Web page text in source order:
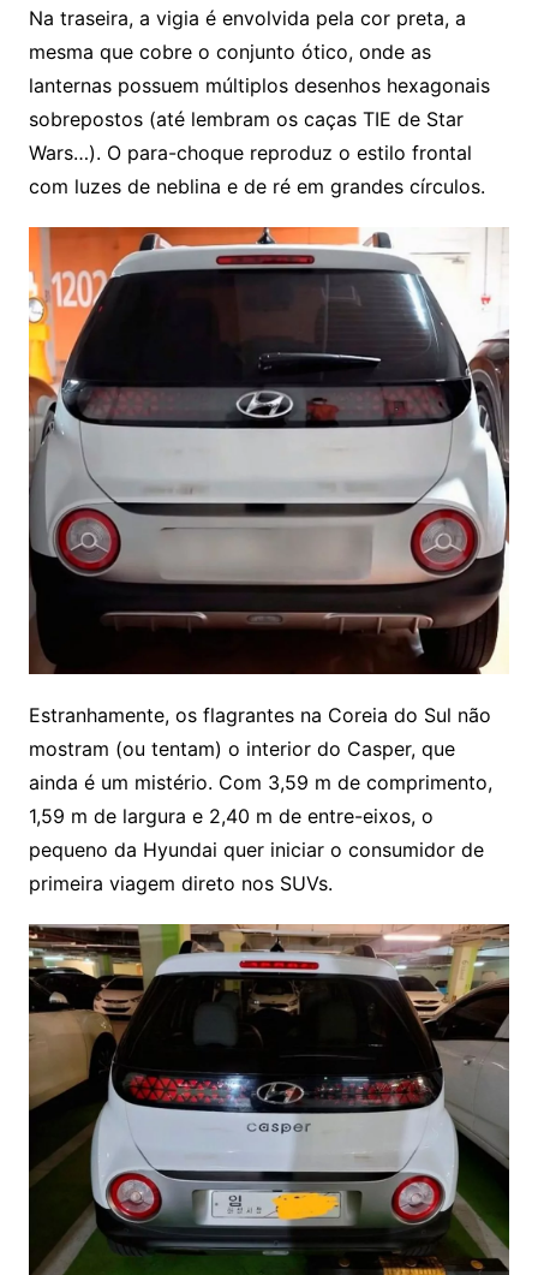
Na traseira, a vigia é envolvida pela cor preta, a
mesma que cobre o conjunto ótico, onde as
lanternas possuem múltiplos desenhos hexagonais
sobrepostos (até lembram os caças TIE de Star
Wars…). O para-choque reproduz o estilo frontal
com luzes de neblina e de ré em grandes círculos.
Estranhamente, os flagrantes na Coreia do Sul não
mostram (ou tentam) o interior do Casper, que
ainda é um mistério. Com 3,59 m de comprimento,
1,59 m de largura e 2,40 m de entre-eixos, o
pequeno da Hyundai quer iniciar o consumidor de
primeira viagem direto nos SUVs.